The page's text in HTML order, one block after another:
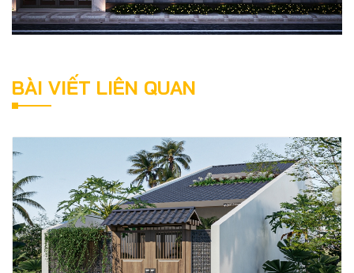
BÀI VIẾT LIÊN QUAN